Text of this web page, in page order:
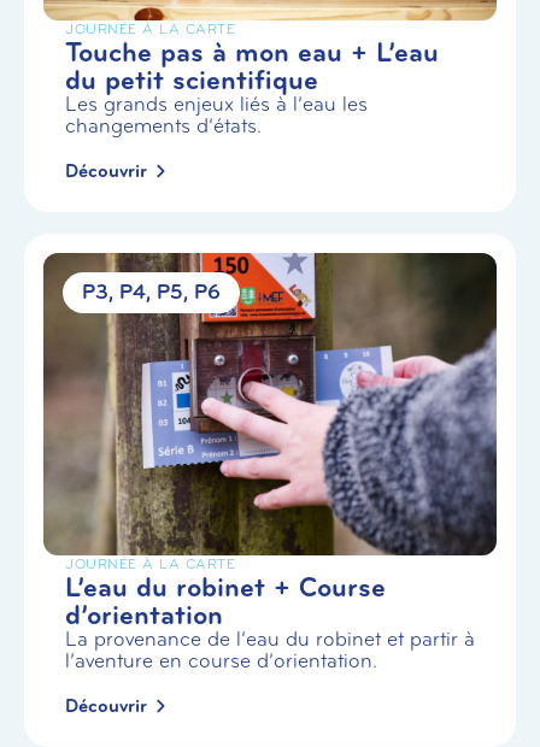
JOURNÉE À LA CARTE
Touche pas à mon eau + L’eau
du petit scientifique
Les grands enjeux liés à l’eau les
changements d’états.
Découvrir
P3 P4 P5 P6
JOURNÉE À LA CARTE
L’eau du robinet + Course
d’orientation
La provenance de l’eau du robinet et partir à
l’aventure en course d’orientation.
Découvrir